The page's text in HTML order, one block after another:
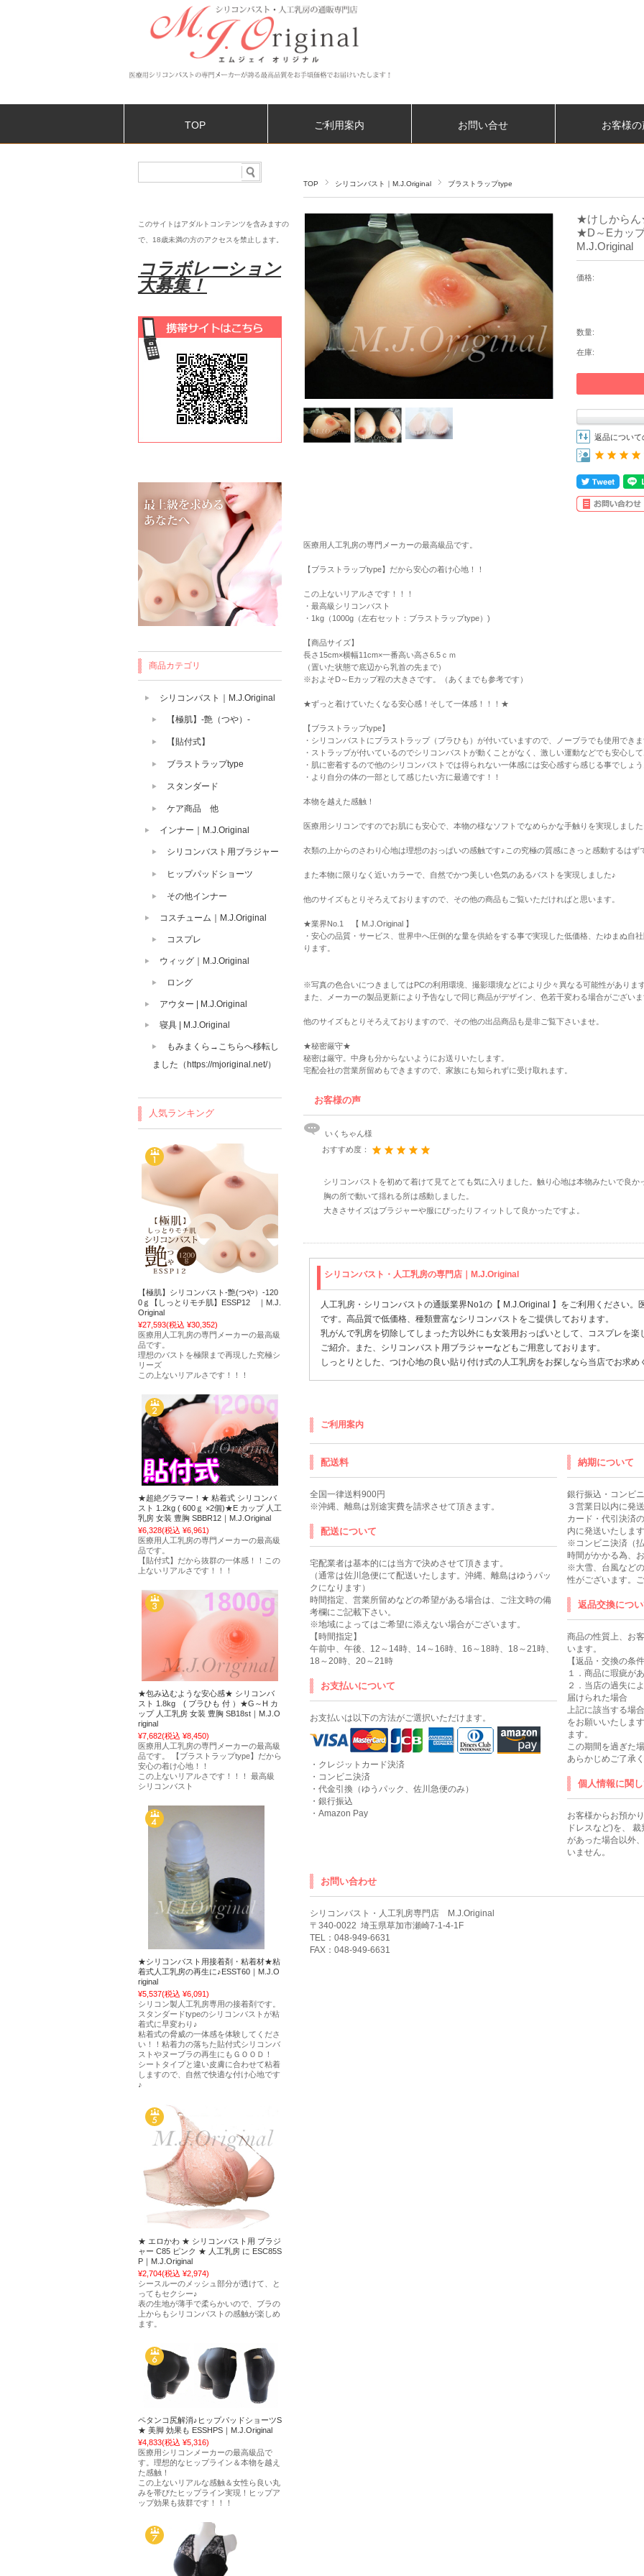
TOP ご利用案内 お問い合せ お客様の
TOP シリコンバスト｜M.J.Original ブラストラップtype
★けしからん
★D～Eカッ
M.J.Original
価格:
数量:
在庫:
返品について
医療用人工乳房の専門メーカーの最高級品です。
【ブラストラップtype】だから安心の着け心地！！
この上ないリアルさです！！！
・最高級シリコンバスト
・1kg（1000g（左右セット：ブラストラップtype）)
【商品サイズ】
長さ15cm×横幅11cm×一番高い高さ6.5ｃｍ
（置いた状態で底辺から乳首の先まで）
※およそD～Eカップ程の大きさです。（あくまでも参考です）
★ずっと着けていたくなる安心感！そして一体感！！！★
【ブラストラップtype】
・シリコンバストにブラストラップ（ブラひも）が付いていますので、ノーブラでも使用できま
・ストラップが付いているのでシリコンバストが動くことがなく、激しい運動などでも安心して
・肌に密着するので他のシリコンバストでは得られない一体感には安心感すら感じる事でしょう
・より自分の体の一部として感じたい方に最適です！！
本物を越えた感触！
医療用シリコンですのでお肌にも安心で、本物の様なソフトでなめらかな手触りを実現しました
衣類の上からのさわり心地は理想のおっぱいの感触です♪この究極の質感にきっと感動するは
また本物に限りなく近いカラーで、自然でかつ美しい色気のあるバストを実現しました♪
他のサイズもとりそろえておりますので、その他の商品もご覧いただければと思います。
★業界No.1 【 M.J.Original 】
・安心の品質・サービス、世界中へ圧倒的な量を供給をする事で実現した低価格、たゆまぬ自
ります。
※写真の色合いにつきましてはPCの利用環境、撮影環境などにより少々異なる可能性があります
また、メーカーの製品更新により予告なしで同じ商品がデザイン、色若干変わる場合がございま
他のサイズもとりそろえておりますので、その他の出品商品も是非ご覧下さいませ。
★秘密厳守★
秘密は厳守。中身も分からないようにお送りいたします。
宅配会社の営業所留めもできますので、家族にも知られずに受け取れます。
お客様の声
いくちゃん様
おすすめ度：
シリコンバストを初めて着けて見てとても気に入りました。触り心地は本物みたいで良か
胸の所で動いて揺れる所は感動しました。
大きさサイズはブラジャーや服にぴったりフィットして良かったですよ。
シリコンバスト・人工乳房の専門店｜M.J.Original
人工乳房 ・ シリコンバスト の通販業界No1の【 M.J.Original 】をご利用ください。
です。高品質で低価格、種類豊富なシリコンバストをご提供しております。
乳がんで乳房を切除してしまった方以外にも女装用 おっぱいとして、 コスプレを楽
ご紹介。また、 シリコンバスト 用 ブラジャーなどもご用意しております。
しっとりとした、つけ心地の良い貼り付け式の人工乳房をお探しなら当店でお求め
ご利用案内
配送料
全国一律送料900円
※沖縄、離島は別途実費を請求させて頂きます。
配送について
宅配業者は基本的には当方で決めさせて頂きます。
（通常は佐川急便にて配送いたします。沖縄、離島はゆうパッ
クになります）
時間指定、営業所留めなどの希望がある場合は、ご注文時の備
考欄にご記載下さい。
※地域によってはご希望に添えない場合がございます。
【時間指定】
午前中、午後、12～14時、14～16時、16～18時、18～21時、
18～20時、20～21時
お支払いについて
お支払いは以下の方法がご選択いただけます。
・クレジットカード決済
・コンビニ決済
・代金引換（ゆうパック、佐川急便のみ）
・銀行振込
・Amazon Pay
納期について
銀行振込・コンビ
３営業日以内に発
カード・代引決済
内に発送いたします
※コンビニ決済（
時間がかかる為、
※大雪、台風など
性がございます。
返品交換につ
商品の性質上、お
います。
【返品・交換の条件
１．商品に瑕疵が
２．当店の過失に
届けられた場合
上記に該当する場
をお願いいたしま
ます。
この期間を過ぎた
あらかじめご了承く
個人情報に関
お客様からお預か
ドレスなど)を、
があった場合以外
いません。
お問い合わせ
シリコンバスト・人工乳房専門店 M.J.Original
〒340-0022 埼玉県草加市瀬崎7-1-4-1F
TEL：048-949-6631
FAX：048-949-6631
このサイトはアダルトコンテンツを含みますの
で、18歳未満の方のアクセスを禁止します。
コラボレーション
大募集！
商品カテゴリ
シリコンバスト｜M.J.Original
【極肌】-艶（つや）-
【貼付式】
ブラストラップtype
スタンダード
ケア商品 他
インナー｜M.J.Original
シリコンバスト用ブラジャー
ヒップパッドショーツ
その他インナー
コスチューム｜M.J.Original
コスプレ
ウィッグ｜M.J.Original
ロング
アウター | M.J.Original
寝具 | M.J.Original
もみまくら→こちらへ移転し
ました（https://mjoriginal.net/）
人気ランキング
【極肌】シリコンバスト-艶(つや）-120
0ｇ【しっとりモチ肌】ESSP12 ｜M.J.
Original
¥27,593(税込 ¥30,352)
医療用人工乳房の専門メーカーの最高級
品です。
理想のバストを極限まで再現した究極シ
リーズ
この上ないリアルさです！！！
★超絶グラマー！★ 粘着式 シリコンバ
スト 1.2kg ( 600ｇ ×2個)★E カップ 人工
乳房 女装 豊胸 SBBR12｜M.J.Original
¥6,328(税込 ¥6,961)
医療用人工乳房の専門メーカーの最高級
品です。
【貼付式】だから抜群の一体感！！この
上ないリアルさです！！！
★包み込むような安心感★ シリコンバ
スト 1.8kg ( ブラひも 付 ）★G～H カ
ップ 人工乳房 女装 豊胸 SB18st｜M.J.O
riginal
¥7,682(税込 ¥8,450)
医療用人工乳房の専門メーカーの最高級
品です。 【ブラストラップtype】だから
安心の着け心地！！
この上ないリアルさです！！！ 最高級
シリコンバスト
★シリコンバスト用接着剤・粘着材★粘
着式人工乳房の再生に♪ESST60｜M.J.O
riginal
¥5,537(税込 ¥6,091)
シリコン製人工乳房専用の接着剤です。
スタンダードtypeのシリコンバストが粘
着式に早変わり♪
粘着式の脅威の一体感を体験してくださ
い！！粘着力の落ちた貼付式シリコンバ
ストやヌーブラの再生にもＧＯＯＤ！
シートタイプと違い皮膚に合わせて粘着
しますので、自然で快適な付け心地です
♪
★ エロかわ ★ シリコンバスト用 ブラジ
ャー C85 ピンク ★ 人工乳房 に ESC85S
P｜M.J.Original
¥2,704(税込 ¥2,974)
シースルーのメッシュ部分が透けて、と
ってもセクシー♪
表の生地が薄手で柔らかいので、ブラの
上からもシリコンバストの感触が楽しめ
ます。
ペタンコ尻解消♪ヒップパッドショーツS
★ 美脚 効果も ESSHPS｜M.J.Original
¥4,833(税込 ¥5,316)
医療用シリコンメーカーの最高級品で
す。理想的なヒップライン＆本物を越え
た感触！
この上ないリアルな感触＆女性ら良い丸
みを帯びたヒップライン実現！ヒップア
ップ効果も抜群です！！！